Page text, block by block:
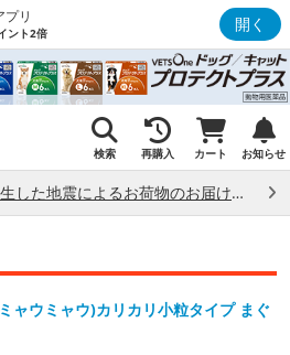
リ
ント2倍 開く
検索 再購入 カート お知らせ
熊本県熊本地方で発生した地震によるお荷物のお届け状況について （7/28）
ャウミャウ)カリカリ小粒タイプ まぐ